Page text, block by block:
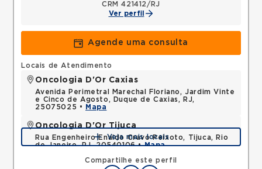
CRM 421412/RJ
Ver perfil
Agende uma consulta
Compartilhe este perfil
Locais de Atendimento
Oncologia D'Or Caxias
Avenida Perimetral Marechal Floriano, Jardim Vinte
e Cinco de Agosto, Duque de Caxias, RJ,
25075025 •
Mapa
Oncologia D'Or Tijuca
Rua Engenheiro Enaldo Cravo Peixoto, Tijuca, Rio
de Janeiro, RJ, 20540106 •Mapa
Veja mais locais